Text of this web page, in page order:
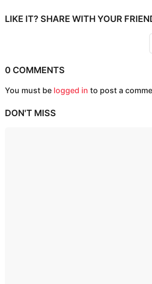
a
n
LIKE IT? SHARE WITH YOUR
0 COMMENTS
You must be logged in to post a
DON'T MISS